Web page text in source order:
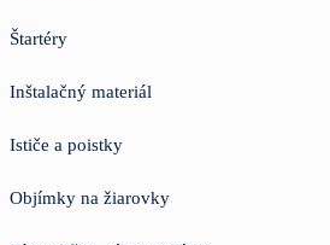
Štartéry
Inštalačný materiál
Ističe a poistky
Objímky na žiarovky